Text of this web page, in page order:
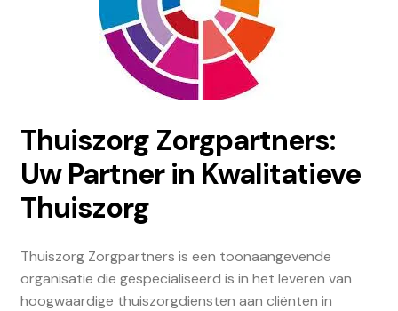
Thuiszorg Zorgpartners:
Uw Partner in Kwalitatieve
Thuiszorg
Thuiszorg Zorgpartners is een toonaangevende
organisatie die gespecialiseerd is in het leveren van
hoogwaardige thuiszorgdiensten aan cliënten in